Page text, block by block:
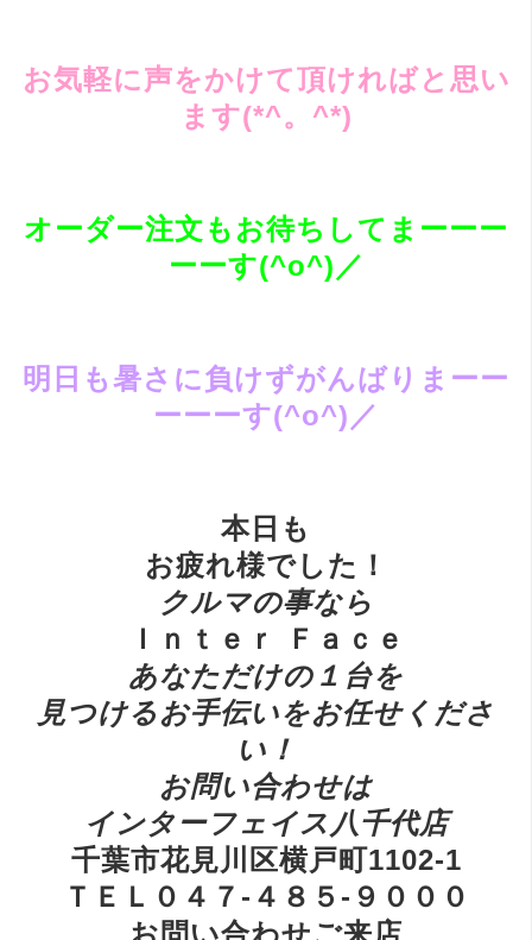
お気軽に声をかけて頂ければと思い
ます(*^。^*)
オーダー注文もお待ちしてまーーー
ーーす(^o^)／
明日も暑さに負けずがんばりまーー
ーーーす(^o^)／
本日も
お疲れ様でした！
クルマの事なら
Ｉｎｔｅｒ Ｆａｃｅ
あなただけの１台を
見つけるお手伝いをお任せくださ
い！
お問い合わせは
インターフェイス八千代店
千葉市花見川区横戸町1102-1
ＴＥＬ０４７-４８５-９０００
お問い合わせご来店